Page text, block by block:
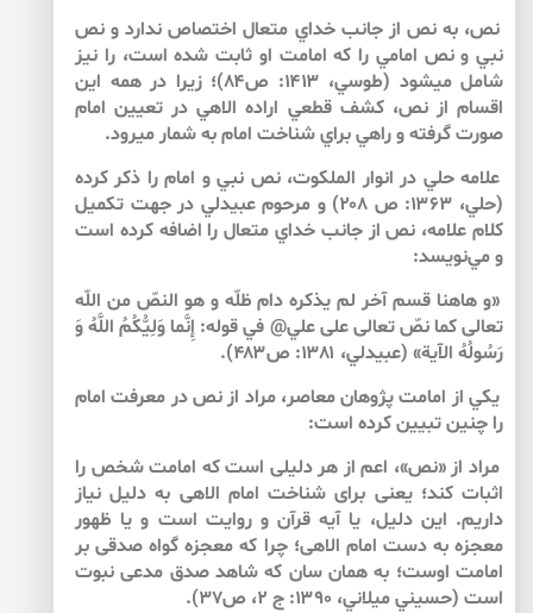
نص، به نص از جانب خداي متعال اختصاص ندارد و نص
نبي و نص امامي را كه امامت او ثابت شده است، را نيز
شامل مي­شود (طوسي، ۱۴۱۳: ص۸۴)؛ زيرا در همه اين
اقسام از نص، كشف قطعي اراده الاهي در تعيين امام
صورت گرفته و راهي براي شناخت امام به شمار مي­رود.
علامه حلي در انوار الملكوت، نص نبي و امام را ذكر كرده
(حلي، ۱۳۶۳: ص ۲۰۸) و مرحوم عبيدلي در جهت تكميل
كلام علامه، نص از جانب خداي متعال را اضافه كرده است
و مي‌نويسد:
«و هاهنا قسم آخر لم يذكره دام ظلّه و هو النصّ‏ من‏ اللّه‏
تعالى كما نصّ تعالى على علي@ في قوله‏: إِنَّما وَلِيُّكُمُ اللَّهُ وَ
رَسُولُهُ‏ الآية» (عبيدلي، ۱۳۸۱: ص۴۸۳).
يكي از امامت پژوهان معاصر، مراد از نص در معرفت امام
را چنين تبيين كرده است:
مراد از «نص»، اعم از هر دليلى است كه امامت شخص را
اثبات كند؛ يعنى براى شناخت امام الاهى به دليل نياز
داريم. اين دليل، يا آيه قرآن و روايت است و يا ظهور
معجزه به دست امام الاهى؛ چرا كه معجزه گواه صدقى بر
امامت اوست؛ به همان سان كه شاهد صدق مدعى نبوت
است (حسيني ميلاني، ۱۳۹۰: ‌ج ۲،‌ ص۳۷).